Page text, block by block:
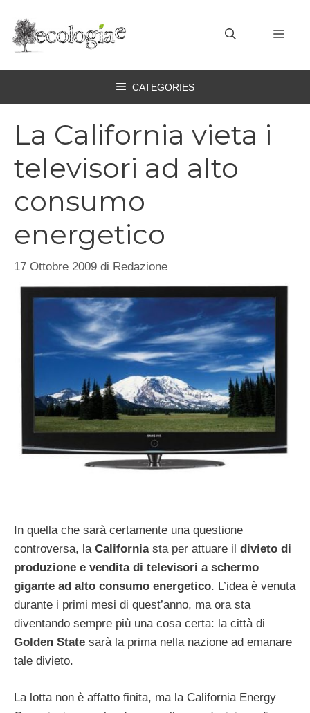
contenuto
CATEGORIES
La California vieta i
televisori ad alto
consumo
energetico
17 Ottobre 2009 di Redazione
In quella che sarà certamente una questione
controversa, la California sta per attuare il divieto di
produzione e vendita di televisori a schermo
gigante ad alto consumo energetico. L’idea è venuta
durante i primi mesi di quest’anno, ma ora sta
diventando sempre più una cosa certa: la città di
Golden State sarà la prima nella nazione ad emanare
tale divieto.
La lotta non è affatto finita, ma la California Energy